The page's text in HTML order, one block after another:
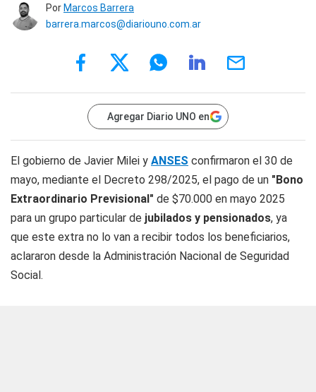
Por Marcos Barrera
barrera.marcos@diariouno.com.ar
Agregar Diario UNO en
El gobierno de Javier Milei y ANSES confirmaron el 30 de
mayo, mediante el Decreto 298/2025, el pago de un "Bono
Extraordinario Previsional" de $70.000 en mayo 2025
para un grupo particular de jubilados y pensionados, ya
que este extra no lo van a recibir todos los beneficiarios,
aclararon desde la Administración Nacional de Seguridad
Social.